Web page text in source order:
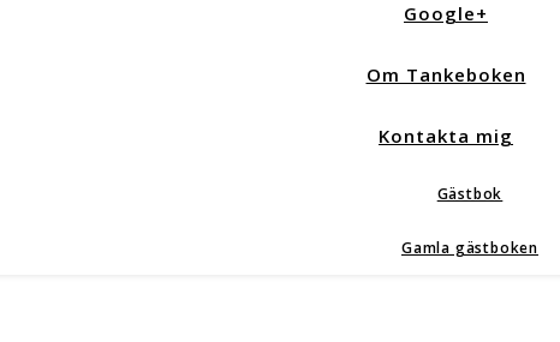
Google+
Om Tankeboken
Kontakta mig
Gästbok
Gamla gästboken